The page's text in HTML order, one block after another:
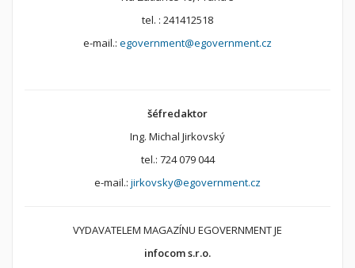
tel. : 241412518
e-mail.: egovernment@egovernment.cz
šéfredaktor
Ing. Michal Jirkovský
tel.: 724 079 044
e-mail.: jirkovsky@egovernment.cz
VYDAVATELEM MAGAZÍNU EGOVERNMENT JE
infocom s.r.o.